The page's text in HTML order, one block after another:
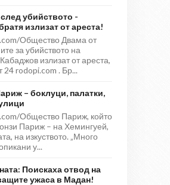
убийството -
излизат от ареста!
Общество Двама от
за убийството на
излизат от ареста,
24 rodopi.com . Бр...
– боклуци, палатки,
Общество Париж, който
Париж – на Хемингуей,
на изкуството. „Много
у...
Поискаха отвод на
ужаса в Мадан!